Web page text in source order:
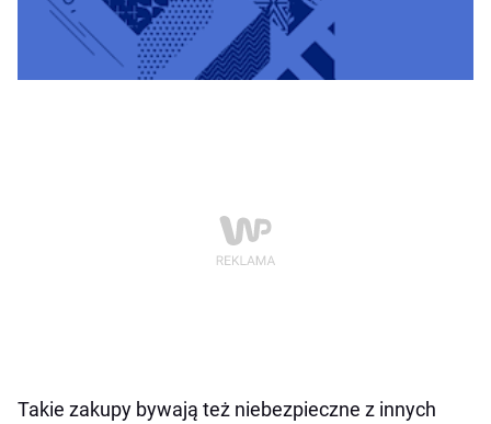
Takie zakupy bywają też niebezpieczne z innych